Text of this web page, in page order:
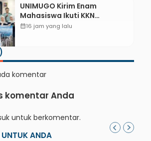
UNIMUGO Kirim Enam
Mahasiswa Ikuti KKN
Internasional 2026 di ASEAN
calendar_month16 jam yang lalu
komentar
komentar Anda
untuk berkomentar.
UNTUK ANDA